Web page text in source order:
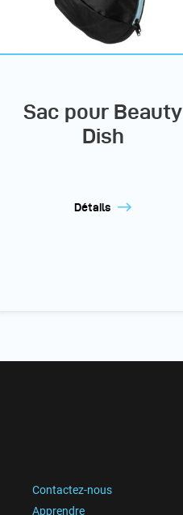
Sac pour Beauty
Dish
Détails
Contactez-nous
Apprendre